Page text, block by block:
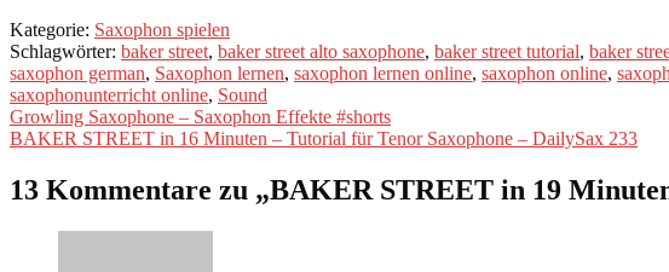
Kategorie: Saxophon spielen
Schlagwörter: baker street, baker street alto saxophone, baker street tutorial, baker
saxophon german, Saxophon lernen, saxophon lernen online, saxophon online,
saxophonunterricht online, Sound
Beitragsnavigation
Vorheriger
Beitrag:
Growling Saxophone – Saxophon Effekte #shorts
Nächster
BAKER STREET in 16 Minuten – Tutorial für Tenor Saxophone – DailySax 233
13 Kommentare zu „BAKER STREET in 19